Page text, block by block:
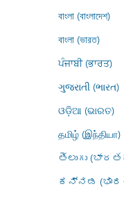
বাংলা (বাংলাদেশ)
বাংলা (ভারত)
ਪੰਜਾਬੀ (ਭਾਰਤ)
ગુજરાતી (ભારત)
ଓଡ଼ିଆ (ଭାରତ)
தமிழ் (இந்தியா)
తెలుగు
ಕನ್ನಡ